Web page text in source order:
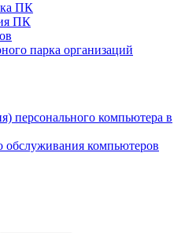
ПК
ПК
парка организаций
персонального компьютера в
обслуживания компьютеров